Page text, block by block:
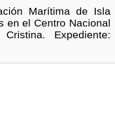
Marítima de Isla
en el Centro Nacional
Expediente: